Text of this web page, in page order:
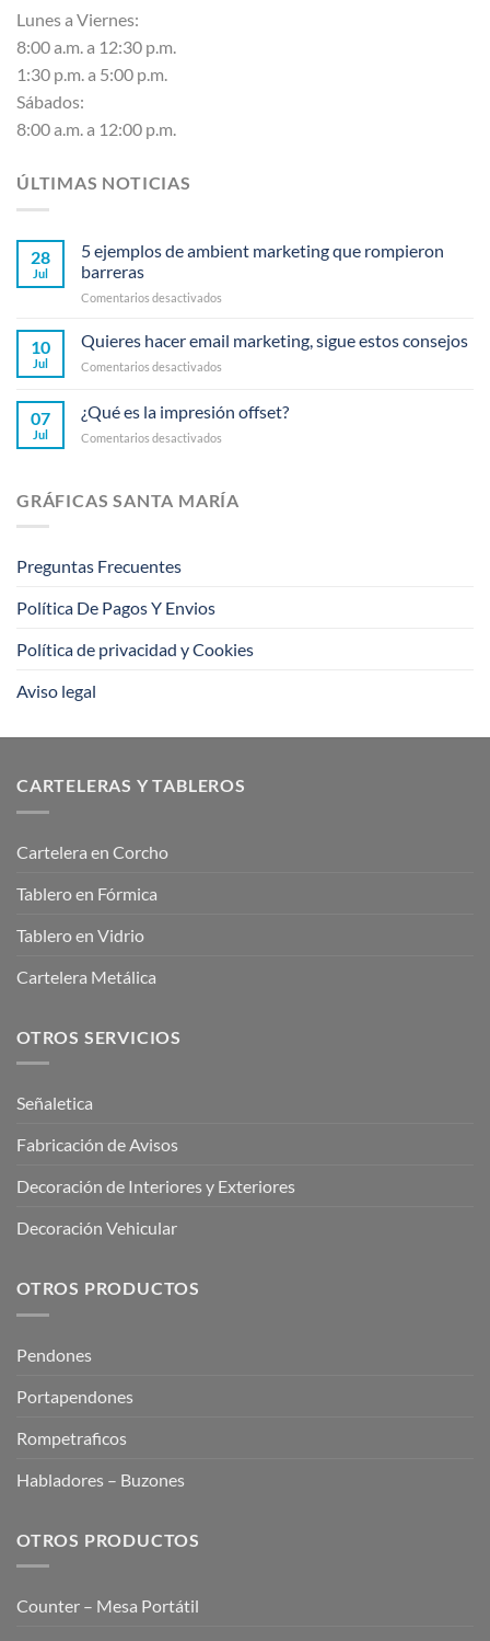
Lunes a Viernes:
8:00 a.m. a 12:30 p.m.
1:30 p.m. a 5:00 p.m.
Sábados:
8:00 a.m. a 12:00 p.m.
ÚLTIMAS NOTICIAS
28
Jul
5 ejemplos de ambient marketing que rompieron
barreras
Comentarios desactivados
ejemplos
de
ambient
que
barreras
10
Jul
Quieres hacer email marketing, sigue estos consejos
Comentarios desactivados
email
marketing,
consejos
07
Jul
¿Qué es la impresión offset?
Comentarios desactivados
la
impresión
GRÁFICAS SANTA MARÍA
Preguntas Frecuentes
Política De Pagos Y Envios
Política de privacidad y Cookies
Aviso legal
CARTELERAS Y TABLEROS
Cartelera en Corcho
Tablero en Fórmica
Tablero en Vidrio
Cartelera Metálica
OTROS SERVICIOS
Señaletica
Fabricación de Avisos
Decoración de Interiores y Exteriores
Decoración Vehicular
OTROS PRODUCTOS
Pendones
Portapendones
Rompetraficos
Habladores – Buzones
OTROS PRODUCTOS
Counter – Mesa Portátil